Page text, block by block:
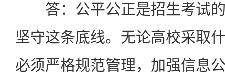
答：公平公正是招生考试的
坚守这条底线。无论高校采取
必须严格规范管理，加强信息